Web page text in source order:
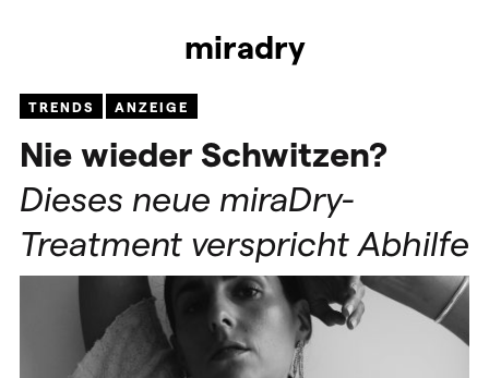
miradry
TRENDS ANZEIGE
Nie wieder Schwitzen?
Dieses neue miraDry-
Treatment verspricht Abhilfe